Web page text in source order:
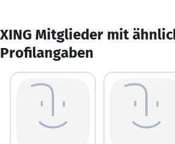
XING Mitglieder mit
Profilangaben